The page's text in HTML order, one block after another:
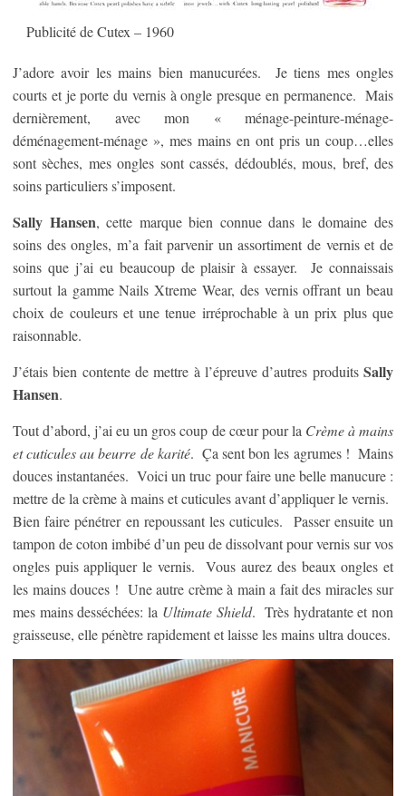
Publicité de Cutex – 1960
J’adore avoir les mains bien manucurées. Je tiens mes ongles
courts et je porte du vernis à ongle presque en permanence. Mais
dernièrement, avec mon « ménage-peinture-ménage-
déménagement-ménage », mes mains en ont pris un coup…elles
sont sèches, mes ongles sont cassés, dédoublés, mous, bref, des
soins particuliers s’imposent.
Sally Hansen, cette marque bien connue dans le domaine des
soins des ongles, m’a fait parvenir un assortiment de vernis et de
soins que j’ai eu beaucoup de plaisir à essayer. Je connaissais
surtout la gamme Nails Xtreme Wear, des vernis offrant un beau
choix de couleurs et une tenue irréprochable à un prix plus que
raisonnable.
J’étais bien contente de mettre à l’épreuve d’autres produitsSally
Hansen.
Tout d’abord, j’ai eu un gros coup de cœur pour la Crème à mains
et cuticules au beurre de karité. Ça sent bon les agrumes ! Mains
douces instantanées. Voici un truc pour faire une belle manucure :
mettre de la crème à mains et cuticules avant d’appliquer le vernis.
Bien faire pénétrer en repoussant les cuticules. Passer ensuite un
tampon de coton imbibé d’un peu de dissolvant pour vernis sur vos
ongles puis appliquer le vernis. Vous aurez des beaux ongles et
les mains douces ! Une autre crème à main a fait des miracles sur
mes mains desséchées: la Ultimate Shield. Très hydratante et non
graisseuse, elle pénètre rapidement et laisse les mains ultra douces.